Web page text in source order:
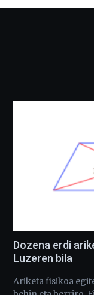
Dozena erdi
Luzeren bila
Ariketa fisikoa